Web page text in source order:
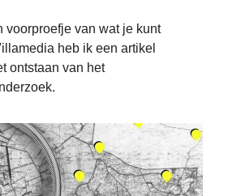
voorproefje van wat je kunt
heb ik een artikel
ontstaan van het